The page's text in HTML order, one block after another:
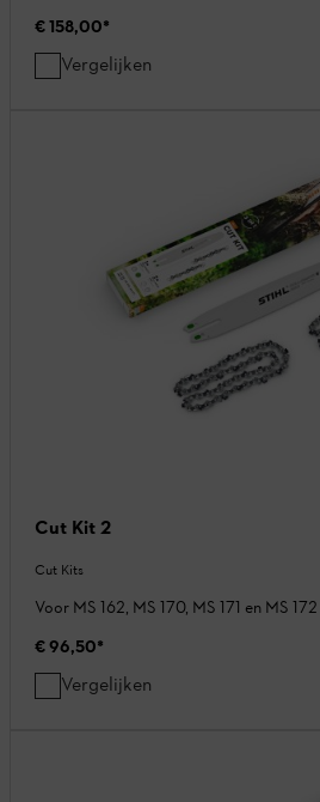
€ 158,00*
Vergelijken
Cut Kit 2
Cut Kits
Voor MS 162, MS 170, MS 171 en MS 172
€ 96,50*
Vergelijken